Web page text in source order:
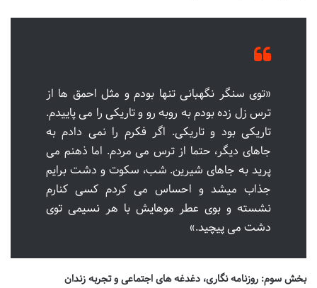
«توی سنگر نگهبانی تنها بودم و مثل احمق ها از
ترس زل زده بودم به روبه رو و تاریکی را می پاییدم.
تاریکی بود و تاریکی. اگر فکرم را نمی دادم به
جاهای دیگر، حتما از ترس می مردم. اما ذهنم می
پرید به جاهای شیرین. شب، سکوت و دشت برایم
جذاب میشد و احساس می کردم کسی کنارم
نشسته و بوی عطر موهایش با هر نسیمی توی
دشت می پیچید.»
بخش سوم: روزنامه نگاری، دغدغه های اجتماعی و تجربه زندان